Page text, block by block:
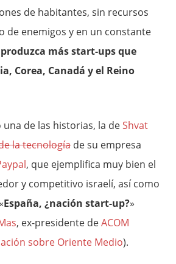
de habitantes, sin recursos
de enemigos y en un constante
produzca más start-ups que
Corea, Canadá y el Reino
una de las historias, la deShvat
la tecnologíade su empresa
, que ejemplifica muy bien el
y competitivo israelí, así como
España, ¿nación start-up?»
, ex-presidente deACOM
sobre Oriente Medio).